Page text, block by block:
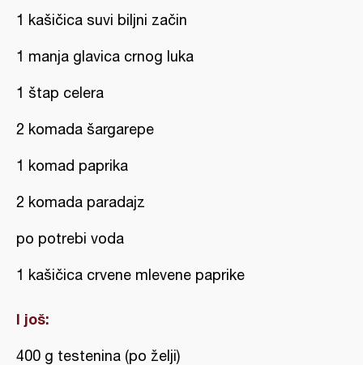
1 kašičica suvi biljni začin
1 manja glavica crnog luka
1 štap celera
2 komada šargarepe
1 komad paprika
2 komada paradajz
po potrebi voda
1 kašičica crvene mlevene paprike
I još:
400 g testenina (po želji)